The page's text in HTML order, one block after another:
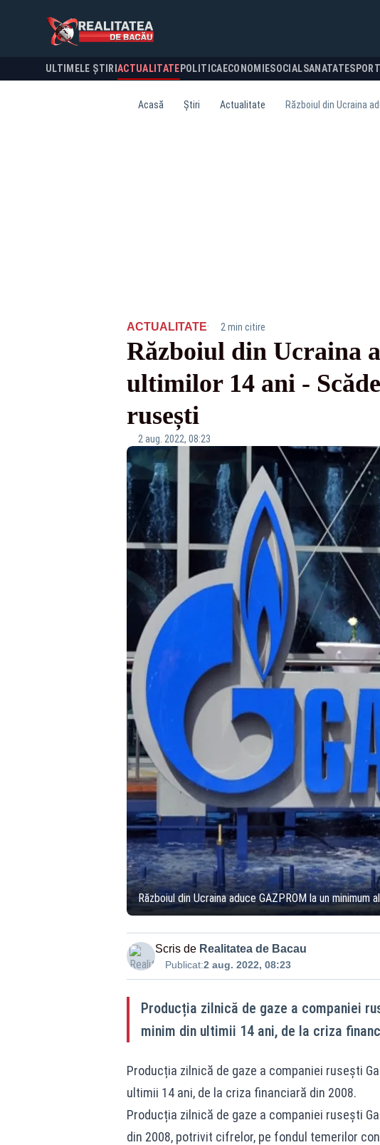
ULTIMELE ȘTIRI ACTUALITATE POLITICA ECONOMIESOCIALSANATATESPORT
Acasă Știri Actualitate Războiul din Ucraina
ACTUALITATE· 2 min citire
Războiul din Ucraina
ultimilor 14 ani -
rusești
2 aug. 2022, 08:23
Războiul din Ucraina aduce GAZPROM la un
Scris de Realitatea de Bacau
Publicat:2 aug. 2022, 08:23
Producția zilnică de gaze a companiei
minim din ultimii 14 ani, de la criza
Producția zilnică de gaze a companiei rusești
ultimii 14 ani, de la criza financiară din 2008.
Producția zilnică de gaze a companiei rusești
din 2008, potrivit cifrelor, pe fondul temerilor